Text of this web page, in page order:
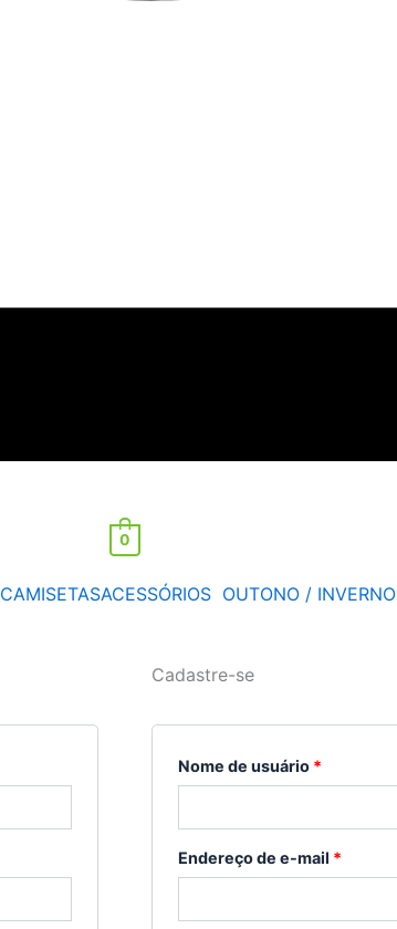
0
CAMISETASACESSÓRIOS OUTONO / INVERNO
Cadastre-se
Nome de usuário *
Endereço de e-mail *
Obrigatório